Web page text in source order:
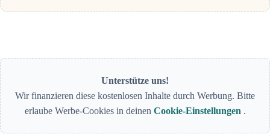
Unterstütze uns!
Wir finanzieren diese kostenlosen Inhalte durch Werbung. Bitte
erlaube Werbe-Cookies in deinen Cookie-Einstellungen .